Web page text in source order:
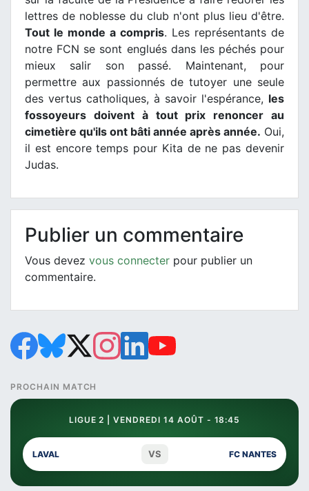
lettres de noblesse du club n'ont plus lieu d'être.
Tout le monde a compris. Les représentants de
notre FCN se sont englués dans les péchés pour
mieux salir son passé. Maintenant, pour
permettre aux passionnés de tutoyer une seule
des vertus catholiques, à savoir l'espérance, les
fossoyeurs doivent à tout prix renoncer au
cimetière qu'ils ont bâti année après année. Oui,
il est encore temps pour Kita de ne pas devenir
Judas.
Publier un commentaire
Vous devez vous connecter pour publier un
commentaire.
PROCHAIN MATCH
LIGUE 2 | VENDREDI 14 AOÛT - 18:45
LAVAL VS FC NANTES